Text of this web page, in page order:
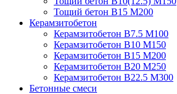
Тощий бетон В15 М200
Керамзитобетон
Керамзитобетон В7.5 М100
Керамзитобетон В10 М150
Керамзитобетон В15 М200
Керамзитобетон В20 М250
Керамзитобетон В22.5 М300
Бетонные смеси